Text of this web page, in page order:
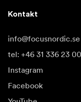
Kontakt
info@focusnordic.se
tel: +46 31 336 23 00
Instagram
Facebook